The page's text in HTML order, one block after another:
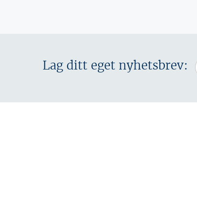
Lag ditt eget nyhetsbrev: